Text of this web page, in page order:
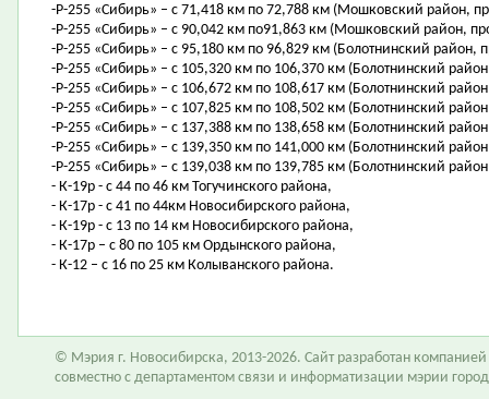
-Р-255 «Сибирь» – с 71,418 км по 72,788 км (Мошковский район,
-Р-255 «Сибирь» – с 90,042 км по91,863 км (Мошковский район,
-Р-255 «Сибирь» – с 95,180 км по 96,829 км (Болотнинский район,
-Р-255 «Сибирь» – с 105,320 км по 106,370 км (Болотнинский
-Р-255 «Сибирь» – с 106,672 км по 108,617 км (Болотнинский
-Р-255 «Сибирь» – с 107,825 км по 108,502 км (Болотнинский
-Р-255 «Сибирь» – с 137,388 км по 138,658 км (Болотнинский
-Р-255 «Сибирь» – с 139,350 км по 141,000 км (Болотнинский
-Р-255 «Сибирь» – с 139,038 км по 139,785 км (Болотнинский
- К-19р - с 44 по 46 км Тогучинского района,
- К-17р - с 41 по 44км Новосибирского района,
- К-19р - с 13 по 14 км Новосибирского района,
- К-17р – с 80 по 105 км Ордынского района,
- К-12 – с 16 по 25 км Колыванского района.
© Мэрия г. Новосибирска, 2013-2026. Сайт разработан компанией
совместно с департаментом связи и информатизации мэрии